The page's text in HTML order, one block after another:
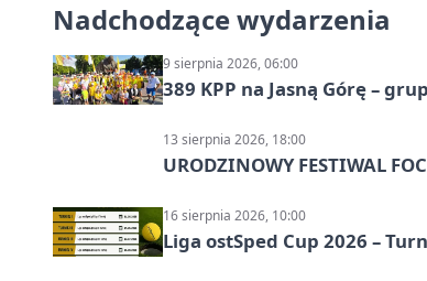
Nadchodzące wydarzenia
9 sierpnia 2026, 06:00
389 KPP na Jasną Górę –
13 sierpnia 2026, 18:00
URODZINOWY FESTIWAL
16 sierpnia 2026, 10:00
Liga ostSped Cup 2026 –